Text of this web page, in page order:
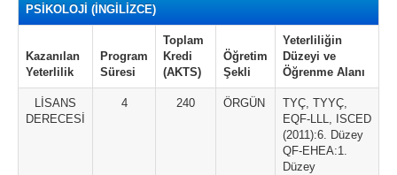
PSİKOLOJİ (İNGİLİZCE)
Kazanılan
Yeterlilik
Program
Süresi
Toplam
Kredi
(AKTS)
Öğretim
Şekli
Yeterliliğin
Düzeyi ve
Öğrenme Alanı
LİSANS
DERECESİ
4 240 ÖRGÜN
TYÇ, TYYÇ,
EQF-LLL, ISCED
(2011):6. Düzey
QF-EHEA:1.
Düzey